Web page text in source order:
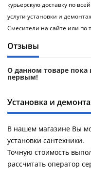
курьерскую доставку по
услуги установки и
Смесители на сайте или по
Отзывы
О данном товаре пока
первым!
Установка и
В нашем магазине Вы
установки сантехники.
Точную стоимость
рассчитать оператор